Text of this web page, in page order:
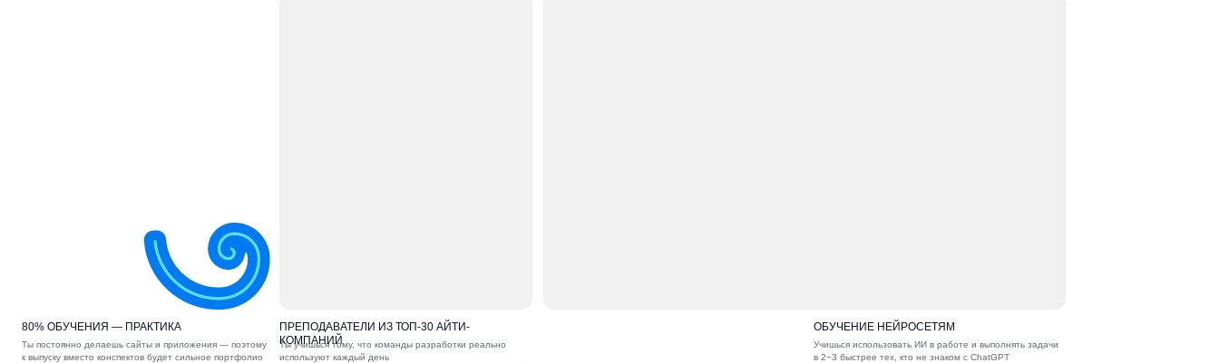
80% ОБУЧЕНИЯ — ПРАКТИКА
Ты постоянно делаешь сайты и приложения — поэтому
к выпуску вместо конспектов будет сильное портфолио
ПРЕПОДАВАТЕЛИ ИЗ ТОП-30 АЙТИ-
КОМПАНИЙ
Ты учишься тому, что команды разработки реально
используют каждый день
ОБУЧЕНИЕ НЕЙРОСЕТЯМ
Учишься использовать ИИ в работе и выполнять задачи
в 2−3 быстрее тех, кто не знаком с ChatGPT